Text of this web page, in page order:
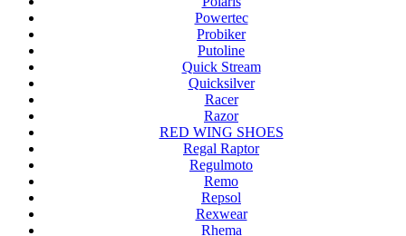
Powertec
Probiker
Putoline
Quick Stream
Quicksilver
Racer
Razor
RED WING SHOES
Regal Raptor
Regulmoto
Remo
Repsol
Rexwear
Rhema